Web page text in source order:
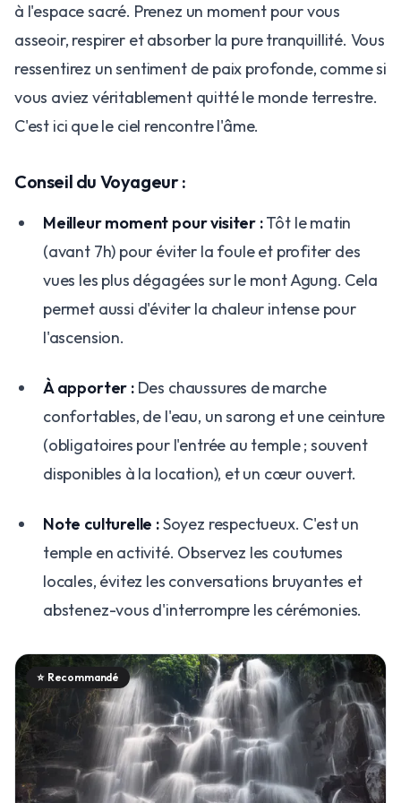
à l'espace sacré. Prenez un moment pour vous
asseoir, respirer et absorber la pure tranquillité. Vous
ressentirez un sentiment de paix profonde, comme si
vous aviez véritablement quitté le monde terrestre.
C'est ici que le ciel rencontre l'âme.
Conseil du Voyageur :
Meilleur moment pour visiter :Tôt le matin
(avant 7h) pour éviter la foule et profiter des
vues les plus dégagées sur le mont Agung. Cela
permet aussi d'éviter la chaleur intense pour
l'ascension.
À apporter :Des chaussures de marche
confortables, de l'eau, un sarong et une ceinture
(obligatoires pour l'entrée au temple ; souvent
disponibles à la location), et un cœur ouvert.
Note culturelle :Soyez respectueux. C'est un
temple en activité. Observez les coutumes
locales, évitez les conversations bruyantes et
abstenez-vous d'interrompre les cérémonies.
⭐ Recommandé